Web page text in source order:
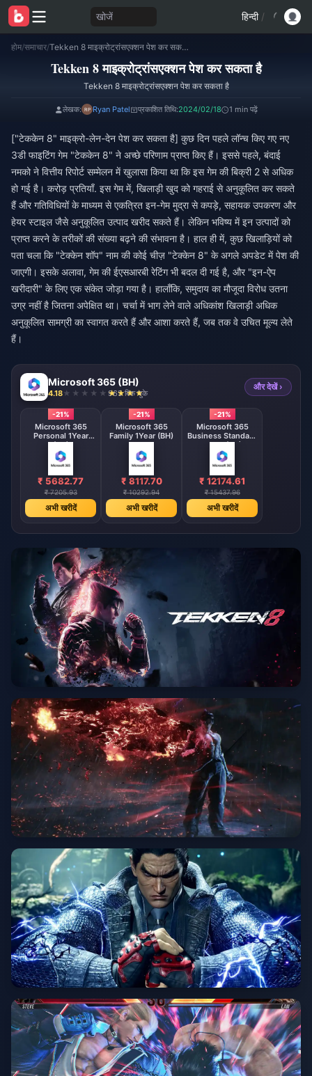
खोजें हिन्दी /
होम/समाचार/ Tekken 8 माइक्रोट्रांसएक्शन पेश कर सकता है
Tekken 8 माइक्रोट्रांसएक्शन पेश कर सकता है
Tekken 8 माइक्रोट्रांसएक्शन पेश कर सकता है
लेखक: Ryan Patel प्रकाशित तिथि:2024/02/18 1 min पढ़ें
["टेककेन 8" माइक्रो-लेन-देन पेश कर सकता है] कुछ दिन पहले लॉन्च किए गए नए
3डी फाइटिंग गेम "टेककेन 8" ने अच्छे परिणाम प्राप्त किए हैं। इससे पहले, बंदाई
नमको ने वित्तीय रिपोर्ट सम्मेलन में खुलासा किया था कि इस गेम की बिक्री 2 से अधिक
हो गई है। करोड़ प्रतियाँ. इस गेम में, खिलाड़ी खुद को गहराई से अनुकूलित कर सकते
हैं और गतिविधियों के माध्यम से एकत्रित इन-गेम मुद्रा से कपड़े, सहायक उपकरण और
हेयर स्टाइल जैसे अनुकूलित उत्पाद खरीद सकते हैं। लेकिन भविष्य में इन उत्पादों को
प्राप्त करने के तरीकों की संख्या बढ़ने की संभावना है। हाल ही में, कुछ खिलाड़ियों को
पता चला कि "टेक्केन शॉप" नाम की कोई चीज़ "टेक्केन 8" के अगले अपडेट में पेश की
जाएगी। इसके अलावा, गेम की ईएसआरबी रेटिंग भी बदल दी गई है, और "इन-ऐप
खरीदारी" के लिए एक संकेत जोड़ा गया है। हालाँकि, समुदाय का मौजूदा विरोध उतना
उग्र नहीं है जितना अपेक्षित था। चर्चा में भाग लेने वाले अधिकांश खिलाड़ी अधिक
अनुकूलित सामग्री का स्वागत करते हैं और आशा करते हैं, जब तक वे उचित मूल्य लेते
हैं।
Microsoft 365 (BH)
4.18 965 बिक चुके
और देखें ›
-21%
Microsoft 365
Personal 1Year
(BH)
₹ 5682.77
₹ 7205.93
अभी खरीदें
-21%
Microsoft 365
Family 1Year (BH)
₹ 8117.70
₹ 10292.94
अभी खरीदें
-21%
Microsoft 365
Business Standard
1Year (BH)
₹ 12174.61
₹ 15437.96
अभी खरीदें